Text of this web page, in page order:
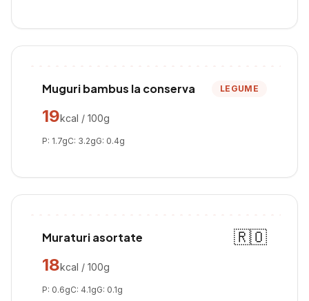
Muguri bambus la conserva LEGUME
19kcal / 100g
P: 1.7gC: 3.2gG: 0.4g
Muraturi asortate
🇷🇴
18kcal / 100g
P: 0.6gC: 4.1gG: 0.1g